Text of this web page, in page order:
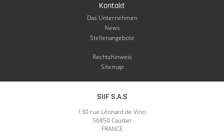
Kontakt
Das Unternehmen
News
Stellenangebote
Rechtshinweis
Sitemap
SIIF S.A.S
130 rue Léonard de Vinci
56850 Caudan
FRANCE